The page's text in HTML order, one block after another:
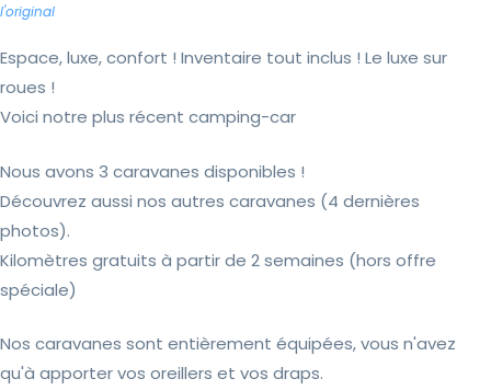
l'original
Espace, luxe, confort ! Inventaire tout inclus ! Le luxe sur
roues !
Voici notre plus récent camping-car
Nous avons 3 caravanes disponibles !
Découvrez aussi nos autres caravanes (4 dernières
photos).
Kilomètres gratuits à partir de 2 semaines (hors offre
spéciale)
Nos caravanes sont entièrement équipées, vous n'avez
qu'à apporter vos oreillers et vos draps.